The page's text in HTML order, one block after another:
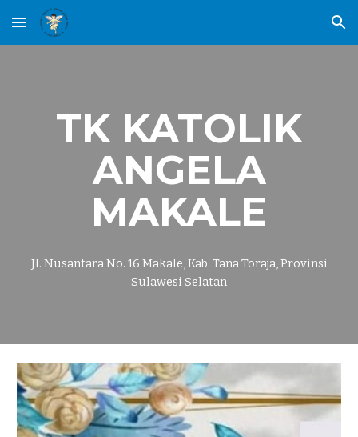
Skip to main content Skip to navigation
TK KATOLIK
ANGELA
MAKALE
Jl. Nusantara No. 16 Makale, Kab. Tana Toraja, Provinsi
Sulawesi Selatan